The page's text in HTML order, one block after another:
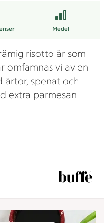
Medel
risotto är som
omfamnas vi av en
ärtor, spenat och
extra parmesan